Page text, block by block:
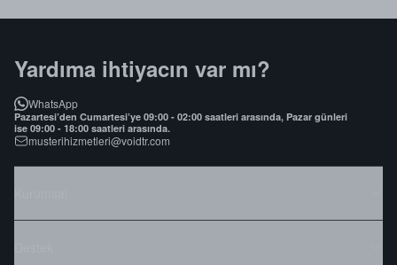
Yardıma ihtiyacın var mı?
WhatsApp
Pazartesi’den Cumartesi’ye 09:00 - 02:00 saatleri arasında, Pazar günleri
ise 09:00 - 18:00 saatleri arasında.
musterihizmetleri@voidtr.com